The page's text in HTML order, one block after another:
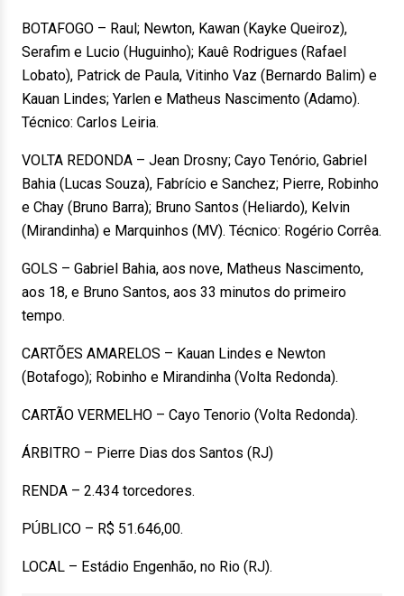
BOTAFOGO – Raul; Newton, Kawan (Kayke Queiroz),
Serafim e Lucio (Huguinho); Kauê Rodrigues (Rafael
Lobato), Patrick de Paula, Vitinho Vaz (Bernardo Balim) e
Kauan Lindes; Yarlen e Matheus Nascimento (Adamo).
Técnico: Carlos Leiria.
VOLTA REDONDA – Jean Drosny; Cayo Tenório, Gabriel
Bahia (Lucas Souza), Fabrício e Sanchez; Pierre, Robinho
e Chay (Bruno Barra); Bruno Santos (Heliardo), Kelvin
(Mirandinha) e Marquinhos (MV). Técnico: Rogério Corrêa.
GOLS – Gabriel Bahia, aos nove, Matheus Nascimento,
aos 18, e Bruno Santos, aos 33 minutos do primeiro
tempo.
CARTÕES AMARELOS – Kauan Lindes e Newton
(Botafogo); Robinho e Mirandinha (Volta Redonda).
CARTÃO VERMELHO – Cayo Tenorio (Volta Redonda).
ÁRBITRO – Pierre Dias dos Santos (RJ)
RENDA – 2.434 torcedores.
PÚBLICO – R$ 51.646,00.
LOCAL – Estádio Engenhão, no Rio (RJ).